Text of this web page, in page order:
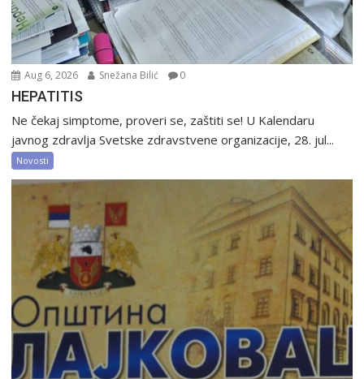
Aug 6, 2026 Snežana Bilić 0
HEPATITIS
Ne čekaj simptome, proveri se, zaštiti se! U Kalendaru
javnog zdravlja Svetske zdravstvene organizacije, 28. jul...
Novosti